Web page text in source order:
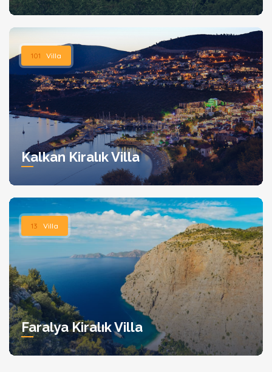
101 Villa
Kalkan Kiralık Villa
13 Villa
Faralya Kiralık Villa